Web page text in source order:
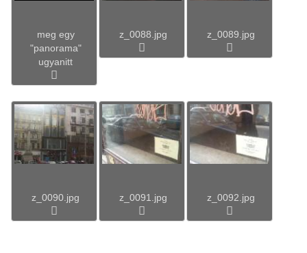
meg egy
"panorama"
ugyanitt
z_0088.jpg z_0089.jpg
z_0090.jpg z_0091.jpg z_0092.jpg